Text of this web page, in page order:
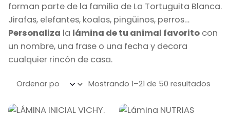
forman parte de la familia de La Tortuguita Blanca.
Jirafas, elefantes, koalas, pingüinos, perros…
Personaliza la lámina de tu animal favorito con
un nombre, una frase o una fecha y decora
cualquier rincón de casa.
Mostrando 1–21 de 50 resultados